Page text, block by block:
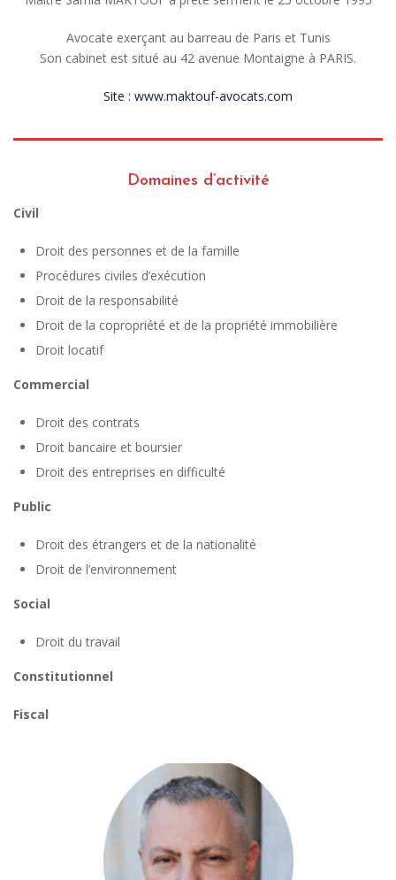
Avocate exerçant au barreau de Paris et Tunis
Son cabinet est situé au 42 avenue Montaigne à PARIS.
Site : www.maktouf-avocats.com
Domaines d’activité
Civil
Droit des personnes et de la famille
Procédures civiles d’exécution
Droit de la responsabilité
Droit de la copropriété et de la propriété immobilière
Droit locatif
Commercial
Droit des contrats
Droit bancaire et boursier
Droit des entreprises en difficulté
Public
Droit des étrangers et de la nationalité
Droit de l’environnement
Social
Droit du travail
Constitutionnel
Fiscal